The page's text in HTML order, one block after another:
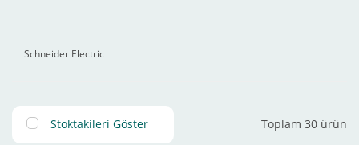
Schneider Electric
Stoktakileri Göster Toplam 30 ürün